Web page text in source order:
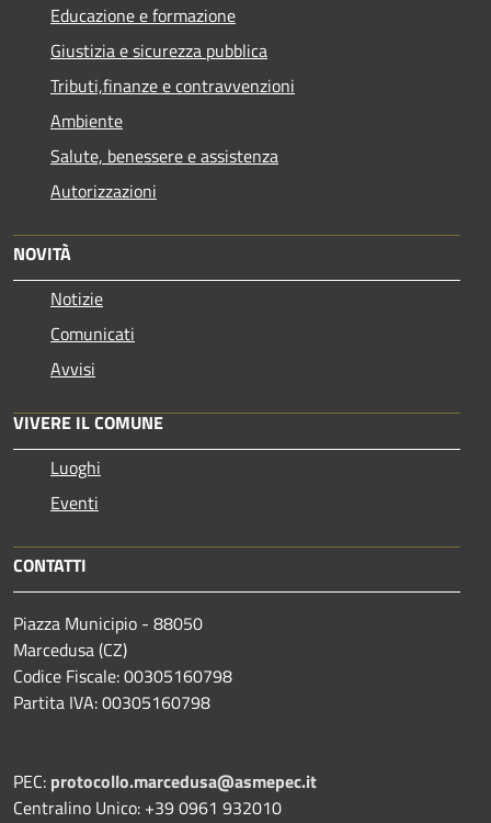
Educazione e formazione
Giustizia e sicurezza pubblica
Tributi,finanze e contravvenzioni
Ambiente
Salute, benessere e assistenza
Autorizzazioni
NOVITÀ
Notizie
Comunicati
Avvisi
VIVERE IL COMUNE
Luoghi
Eventi
CONTATTI
Piazza Municipio - 88050
Marcedusa (CZ)
Codice Fiscale: 00305160798
Partita IVA: 00305160798
PEC: protocollo.marcedusa@asmepec.it
Centralino Unico: +39 0961 932010